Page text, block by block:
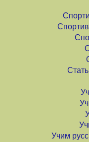
Учим